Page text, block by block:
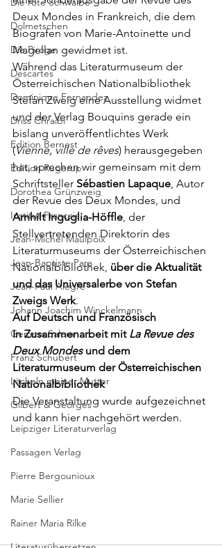
Dolmetschen
Die Piroge
Descartes
Dominique Fernandez
Driss Chraibi
Edition Bernest
Edition Rugerup
Dorothea Grünzweig
Institut Francais
Jean-Michel Maulpoix
Jean-Baptiste Para
Jean-Paul Alègre
Johann Joachim Winckelmann
Gemma Salem
Franz Schubert
Lächeln meiner Mutter
Gilbert & Georges
Leipziger Literaturverlag
Passagen Verlag
Pierre Bergounioux
Marie Sellier
Rainer Maria Rilke
Deux Mondes in Frankreich, die dem
Biografen von Marie-Antoinette und
Magellan gewidmet ist.
Während das Literaturmuseum der
Österreichischen Nationalbibliothek
Stefan Zweig eine Ausstellung widmet
und der Verlag Bouquins gerade ein
bislang unveröffentlichtes Werk
(Vienne, ville de rêves) herausgegeben
hat, sprechen wir gemeinsam mit dem
Schriftsteller Sébastien Lapaque, Autor
der Revue des Deux Mondes, und
Arnhilt Inguglia-Höffle, der
Stellvertretenden Direktorin des
Literaturmuseums der Österreichischen
Nationalbibliothek, über die Aktualität
und das Universalerbe von Stefan
Zweigs Werk.
Auf Deutsch und Französisch
In Zusammenarbeit mit La Revue des
Deux Mondes und dem
Literaturmuseum der Österreichischen
Nationalbibliothek
Die Veranstaltung wurde aufgezeichnet
und kann hier nachgehört werden.